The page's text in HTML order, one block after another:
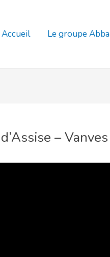
Accueil Le groupe Abba
– Vanves